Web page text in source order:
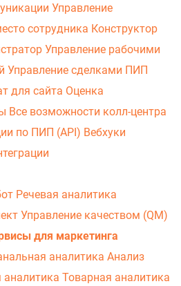
Управление
сотрудника Конструктор
Управление рабочими
Управление сделками ПИП
для сайта Оценка
Все возможности колл-центра
по ПИП (API) Вебхуки
Речевая аналитика
Управление качеством (QM)
для маркетинга
аналитика Анализ
аналитика Товарная аналитика